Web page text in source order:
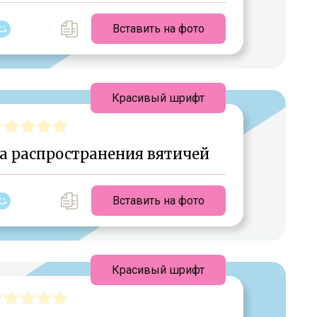
Вставить на фото
распространения вятичей
Вставить на фото
Красивый шрифт
Красивый шрифт